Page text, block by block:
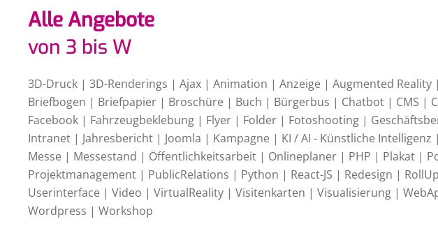
Alle Angebote
von 3 bis W
3D-Druck | 3D-Renderings | Ajax | Animation | Anzeige | Augmented
Briefbogen | Briefpapier | Broschüre | Buch | Bürgerbus | Chatbot | CMS |
Facebook | Fahrzeugbeklebung | Flyer | Folder | Fotoshooting |
Intranet | Jahresbericht | Joomla | Kampagne | KI / AI - Künstliche
Messe | Messestand | Öffentlichkeitsarbeit | Onlineplaner | PHP | Plakat
Projektmanagement | PublicRelations | Python | React-JS | Redesign |
Userinterface | Video | VirtualReality | Visitenkarten | Visualisierung |
Wordpress | Workshop